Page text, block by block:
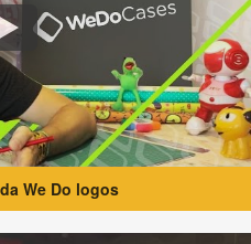
We Do logos